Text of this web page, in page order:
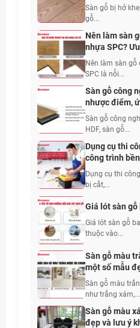
quả nhất 2026
Sàn gỗ bị hở
gỗ...
Nên làm sàn
nhựa SPC?
Nên làm sàn gỗ
SPC là nỗi...
Sàn gỗ công
nhược điểm,
Sàn gỗ công
HDF, sàn gỗ...
Dụng cụ thi
công trình
Dụng cụ thi
bị cắt,...
Giá lót sàn
Giá lót sàn gỗ
thuộc vào...
Sàn gỗ màu
một số mẫu
Sàn gỗ màu
như trắng xám,...
Sàn gỗ màu
đẹp và lưu ý